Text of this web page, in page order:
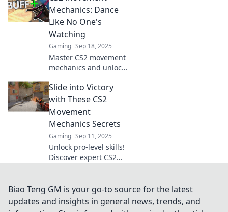
tricks to unleash your
full potential on the
dance floor.
Mechanics: Dance
Like No One's
Watching
Gaming Sep 18, 2025
Master CS2 movement
mechanics and unlock
Learn to dance through
the game like a pro—
click to discover the
secrets!
Slide into Victory
with These CS2
Movement
Mechanics Secrets
Gaming Sep 11, 2025
Unlock pro-level skills!
Discover expert CS2
gameplay and slide
you into victory.
Biao Teng GM is your go-to source for the latest
updates and insights in general news, trends, and